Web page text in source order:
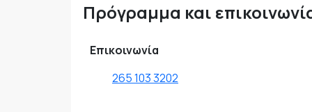
Πρόγραμμα και
Επικοινωνία
265 103 3202